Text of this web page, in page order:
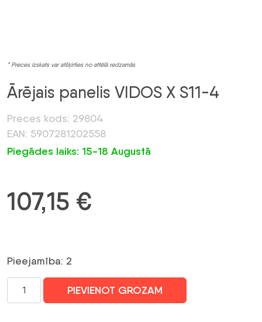
* Preces izskats var atšķirties no attēlā redzamās
Ārējais panelis VIDOS X S11-4
Preces kods: 29804
EAN: 5907281202558
Piegādes laiks: 15-18 Augustā
107,15 €
Pieejamība: 2
PIEVIENOT GROZAM